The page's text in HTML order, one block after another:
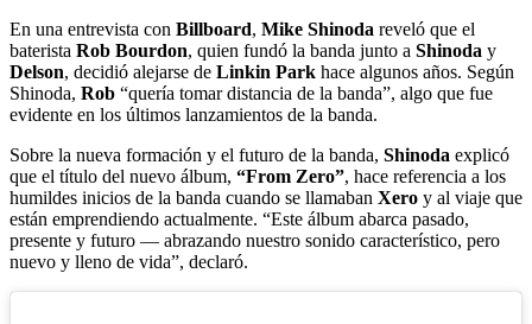
En una entrevista con Billboard, Mike Shinoda reveló que el
baterista Rob Bourdon, quien fundó la banda junto a Shinoda y
Delson, decidió alejarse de Linkin Park hace algunos años. Según
Shinoda, Rob “quería tomar distancia de la banda”, algo que fue
evidente en los últimos lanzamientos de la banda.
Sobre la nueva formación y el futuro de la banda, Shinoda explicó
que el título del nuevo álbum, “From Zero”, hace referencia a los
humildes inicios de la banda cuando se llamaban Xero y al viaje que
están emprendiendo actualmente. “Este álbum abarca pasado,
presente y futuro — abrazando nuestro sonido característico, pero
nuevo y lleno de vida”, declaró.